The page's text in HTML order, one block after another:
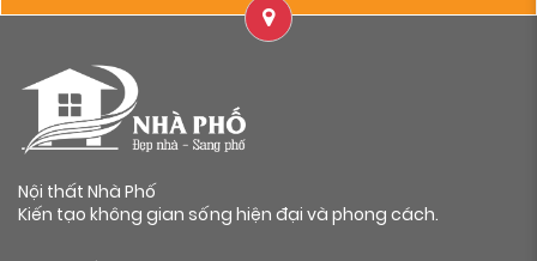
Nội thất Nhà Phố
Kiến tạo không gian sống hiện đại và phong cách.